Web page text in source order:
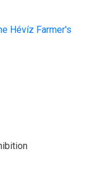
Hévíz Farmer's